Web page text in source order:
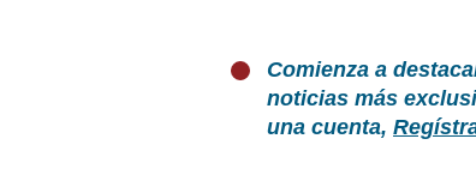
Comienza a
noticias más
una cuenta,